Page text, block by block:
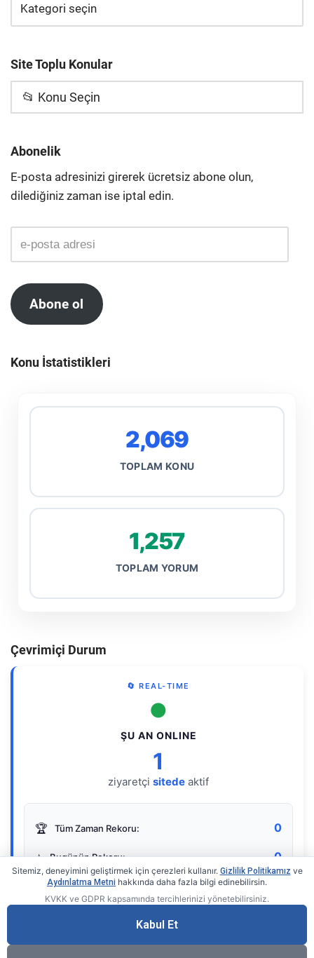
Site Toplu Konular
📂 Konu Seçin
Abonelik
E-posta adresinizi girerek ücretsiz abone olun,
dilediğiniz zaman ise iptal edin.
Abone ol
Konu İstatistikleri
2,069
TOPLAM KONU
1,257
TOPLAM YORUM
Çevrimiçi Durum
🔄 REAL-TIME
●
ŞU AN ONLINE
1
ziyaretçi sitede aktif
🏆 Tüm Zaman Rekoru: 0
⭐ Bugünün Rekoru: 0
Gerçek zamanlı sayaç
Sitemiz, deneyimini geliştirmek için çerezleri kullanır. Gizlilik Politikamız ve
Aydınlatma Metni hakkında daha fazla bilgi edinebilirsin.
KVKK ve GDPR kapsamında tercihlerinizi yönetebilirsiniz.
Kabul Et